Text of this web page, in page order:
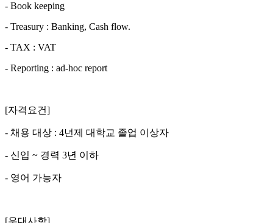
- Book keeping
- Treasury : Banking, Cash flow.
- TAX : VAT
- Reporting : ad-hoc report
[자격요건]
- 채용 대상 : 4년제 대학교 졸업 이상자
- 신입 ~ 경력 3년 이하
- 영어 가능자